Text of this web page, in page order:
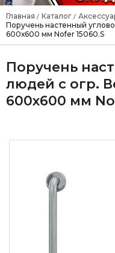
Главная / Каталог /
Поручень настенный
600х600 мм Nofer 15060.S
Поручень
людей с огр.
600х600 мм